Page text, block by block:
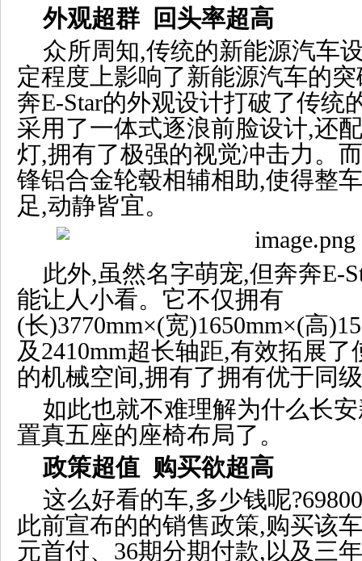
外观超群 回头率超高
众所周知,传统的新能源汽车
定程度上影响了新能源汽车的
奔E-Star的外观设计打破了传统
采用了一体式逐浪前脸设计,还
灯,拥有了极强的视觉冲击力。
锋铝合金轮毂相辅相助,使得整
足,动静皆宜。
此外,虽然名字萌宠,但奔奔E-
能让人小看。它不仅拥有
(长)3770mm×(宽)1650mm×(高
及2410mm超长轴距,有效拓展
的机械空间,拥有了拥有优于同
如此也就不难理解为什么长
置真五座的座椅布局了。
政策超值 购买欲超高
这么好看的车,多少钱呢
此前宣布的的销售政策,购买该
元首付、36期分期付款,以及三